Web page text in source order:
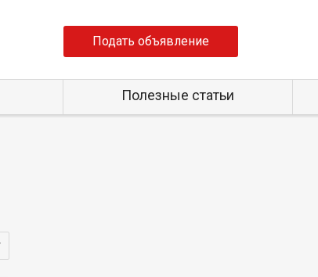
Подать объявление
Полезные статьи